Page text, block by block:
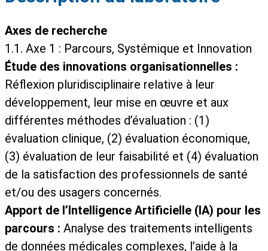
Axes de recherche
1.1. Axe 1 : Parcours, Systémique et Innovation
Étude des innovations organisationnelles :
Réflexion pluridisciplinaire relative à leur
développement, leur mise en œuvre et aux
différentes méthodes d’évaluation : (1)
évaluation clinique, (2) évaluation économique,
(3) évaluation de leur faisabilité et (4) évaluation
de la satisfaction des professionnels de santé
et/ou des usagers concernés.
Apport de l’Intelligence Artificielle (IA) pour les
parcours : Analyse des traitements intelligents
de données médicales complexes, l’aide à la